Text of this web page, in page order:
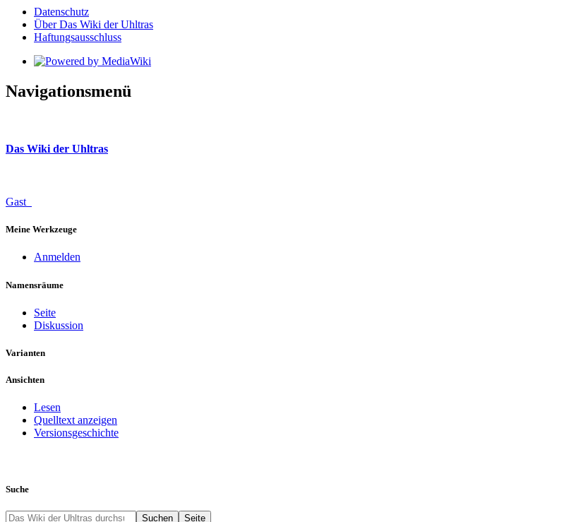
Datenschutz
Über Das Wiki der Uhltras
Haftungsausschluss
Navigationsmenü
Das Wiki der Uhltras
Gast
Meine Werkzeuge
Anmelden
Namensräume
Seite
Diskussion
Varianten
Ansichten
Lesen
Quelltext anzeigen
Versionsgeschichte
Suche